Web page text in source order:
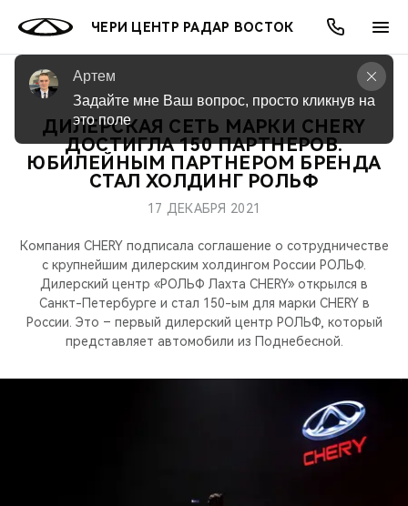
ЧЕРИ ЦЕНТР РАДАР ВОСТОК
МОДЕЛИ
ВСЕ МОДЕЛИ
СЕДАНЫ
НОВИНКИ
ПОКУПАТЕЛЯМ
ВЫБОР И ПОКУПКА
ВЛАДЕЛЬЦАМ
ПОДДЕРЖКА
CHERY CONNECT
МИР CHERY
АКСЕССУАРЫ
CHERY В СОЦСЕТЯХ
ЛЮДИ CHERY
АКЦИИ
ВЫГОДЫ И АКЦИИ
ОНЛАЙН СЕРВИСЫ
ВЫБОР И ПОКУПКА
О КОМПАНИИ
ДИЛЕРСКАЯ СЕТЬ МАРКИ CHERY
ДОСТИГЛА 150 ПАРТНЕРОВ.
ЮБИЛЕЙНЫМ ПАРТНЕРОМ БРЕНДА
СТАЛ ХОЛДИНГ РОЛЬФ
17 ДЕКАБРЯ 2021
Компания CHERY подписала соглашение о сотрудничестве
с крупнейшим дилерским холдингом России РОЛЬФ.
Дилерский центр «РОЛЬФ Лахта CHERY» открылся в
Санкт-Петербурге и стал 150-ым для марки CHERY в
России. Это – первый дилерский центр РОЛЬФ, который
представляет автомобили из Поднебесной.
Артем
Задайте мне Ваш вопрос, просто кликнув на
это поле